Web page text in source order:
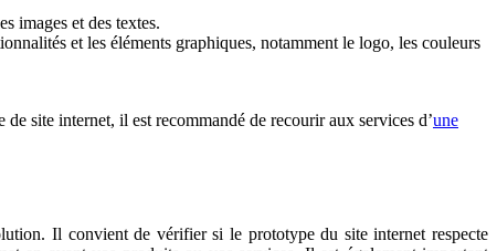
images et des textes.
et les éléments graphiques, notamment le logo, les couleurs
site internet, il est recommandé de recourir aux services d’une
Il convient de vérifier si le prototype du site internet respecte